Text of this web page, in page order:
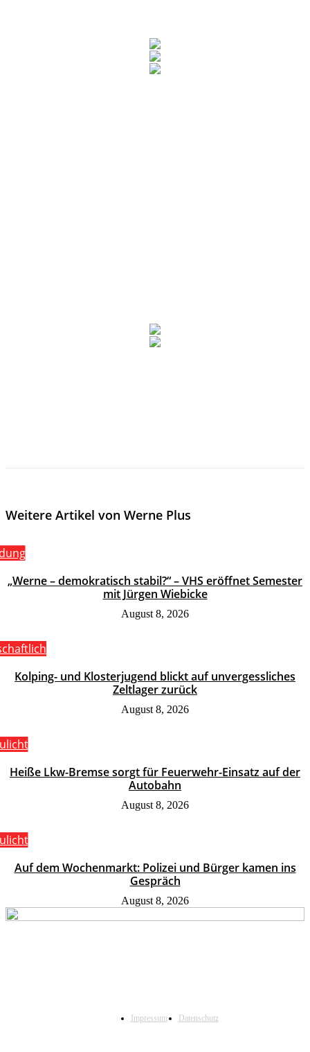
Weitere Artikel von Werne Plus
„Werne – demokratisch stabil?“ – VHS eröffnet Semester
mit Jürgen Wiebicke
August 8, 2026
Kolping- und Klosterjugend blickt auf unvergessliches
Zeltlager zurück
August 8, 2026
Heiße Lkw-Bremse sorgt für Feuerwehr-Einsatz auf der
Autobahn
August 8, 2026
Auf dem Wochenmarkt: Polizei und Bürger kamen ins
Gespräch
August 8, 2026
Impressum Datenschutz